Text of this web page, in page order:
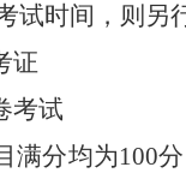
试时间，则另
证
考试
满分均为100